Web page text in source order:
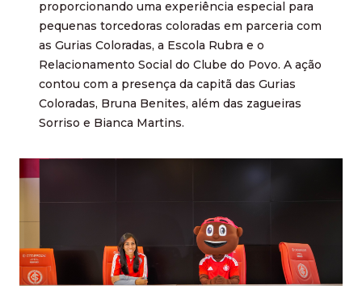
proporcionando uma experiência especial para
pequenas torcedoras coloradas em parceria com
as Gurias Coloradas, a Escola Rubra e o
Relacionamento Social do Clube do Povo. A ação
contou com a presença da capitã das Gurias
Coloradas, Bruna Benites, além das zagueiras
Sorriso e Bianca Martins.